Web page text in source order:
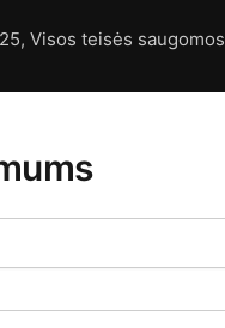
Visos teisės saugomos